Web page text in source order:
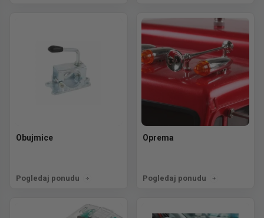
Obujmice
Pogledaj ponudu
Oprema
Pogledaj ponudu